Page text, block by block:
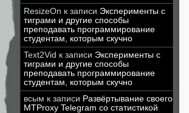
ResizeOn к записи Эксперименты с
тиграми и другие способы
преподавать программирование
студентам, которым скучно
Text2Vid к записи Эксперименты с
тиграми и другие способы
преподавать программирование
студентам, которым скучно
всым к записи Развёртывание своего
MTProxy Telegram со статистикой